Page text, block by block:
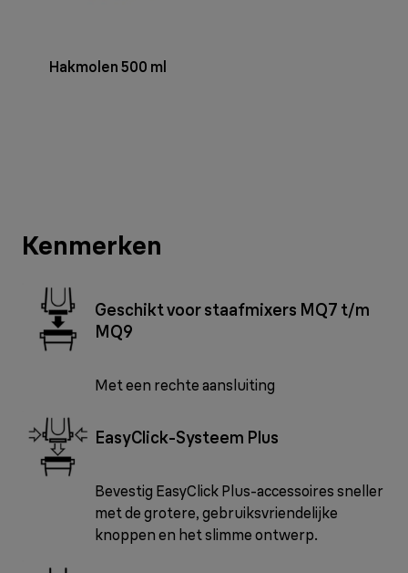
Hakmolen 500 ml
Kenmerken
Geschikt voor staafmixers MQ7 t/m
MQ9
Met een rechte aansluiting
EasyClick-Systeem Plus
Bevestig EasyClick Plus-accessoires sneller
met de grotere, gebruiksvriendelijke
knoppen en het slimme ontwerp.